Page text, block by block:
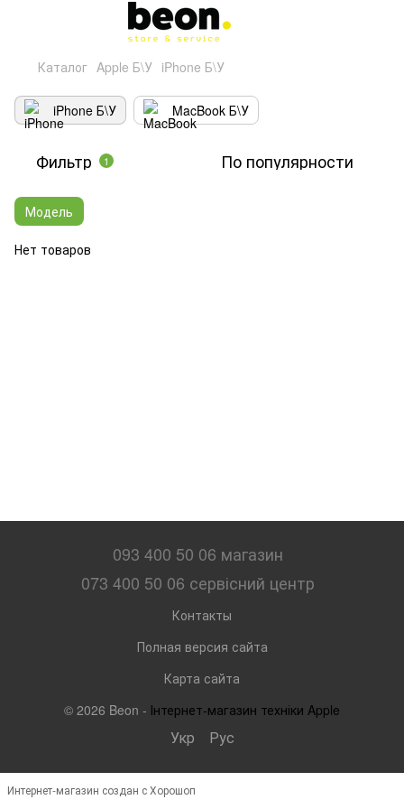
Каталог Apple Б\У iPhone Б\У
iPhone Б\У MacBook Б\У
Фильтр 1 По популярности
Модель
Нет товаров
093 400 50 06 магазин
073 400 50 06 сервісний центр
Контакты
Полная версия сайта
Карта сайта
© 2026 Beon - Інтернет-магазин техніки Apple
Укр Рус
Интернет-магазин создан с Хорошоп